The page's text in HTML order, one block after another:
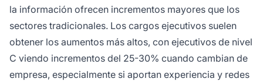
la información ofrecen incrementos mayores que los
sectores tradicionales. Los cargos ejecutivos suelen
obtener los aumentos más altos, con ejecutivos de nivel
C viendo incrementos del 25-30% cuando cambian de
empresa, especialmente si aportan experiencia y redes